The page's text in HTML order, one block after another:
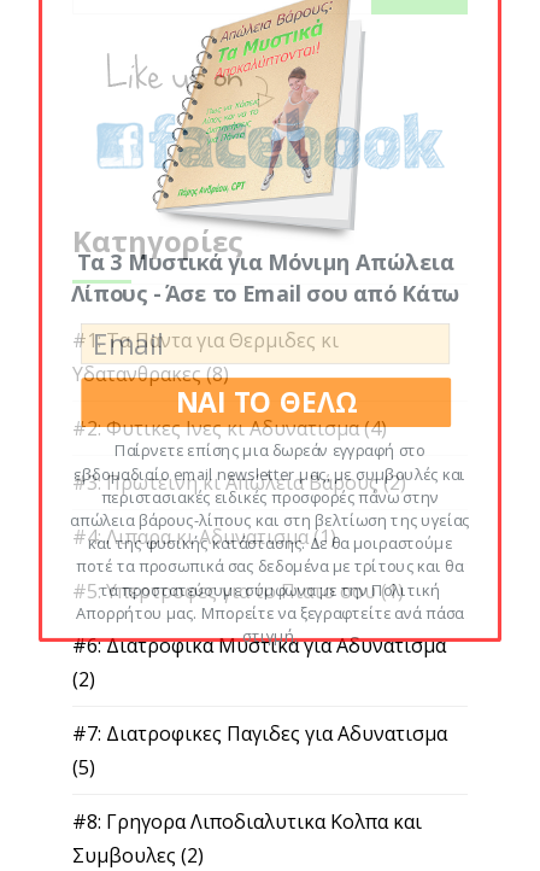
Κατηγορίες
#1: Τα Παντα για Θερμιδες κι
Υδατανθρακες(8)
#2: Φυτικες Ινες κι Αδυνατισμα(4)
#3: Πρωτεινη κι Απώλεια Βάρους(2)
#4: Λιπαρα κι Αδυνατισμα(1)
#5: Υπερτροφες για το Πιατο σου(1)
#6: Διατροφικα Μυστικα για Αδυνατισμα
(2)
#7: Διατροφικες Παγιδες για Αδυνατισμα
(5)
#8: Γρηγορα Λιποδιαλυτικα Κολπα και
Συμβουλες (2)
Τα 3 Μυστικά για Μόνιμη Απώλεια
Λίπους - Άσε το Email σου από Κάτω
ΝΑΙ ΤΟ ΘΕΛΩ
Παίρνετε επίσης μια δωρεάν εγγραφή στο
εβδομαδιαίο email newsletter μας, με συμβουλές και
περιστασιακές ειδικές προσφορές πάνω στην
απώλεια βάρους-λίπους και στη βελτίωση της υγείας
και της φυσικής κατάστασης. Δε θα μοιραστούμε
ποτέ τα προσωπικά σας δεδομένα με τρίτους και θα
τα προστατεύουμε σύμφωνα με την Πολιτική
Απορρήτου μας. Μπορείτε να ξεγραφτείτε ανά πάσα
στιγμή.